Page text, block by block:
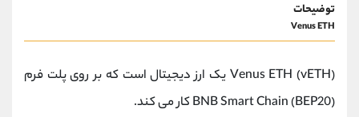
توضیحات
Venus ETH
Venus ETH (vETH) یک ارز دیجیتال است که بر روی پلت فرم
BNB Smart Chain (BEP20) کار می کند.